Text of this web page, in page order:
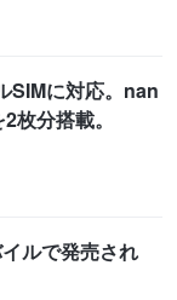
SIMに対応。nan
枚分搭載。
ルで発売され